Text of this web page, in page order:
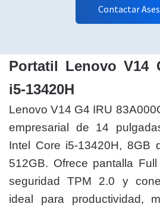
Contactar
Portatil Lenovo V14
i5-13420H
Lenovo V14 G4 IRU
empresarial de 14
Intel Core i5-13420H, 8GB
512GB. Ofrece pantalla
seguridad TPM 2.0 y
ideal para productividad,